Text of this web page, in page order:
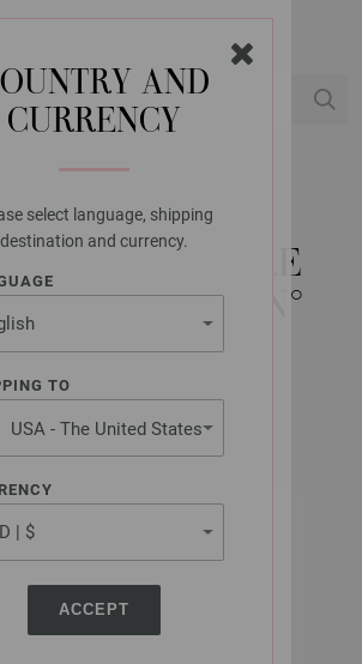
AND
CURRENCY
select language, shipping
destination and currency.
TO
USA - The United States
ACCEPT
LANA GROSSA
CIRCULAIRE
N°
5,0/60CM